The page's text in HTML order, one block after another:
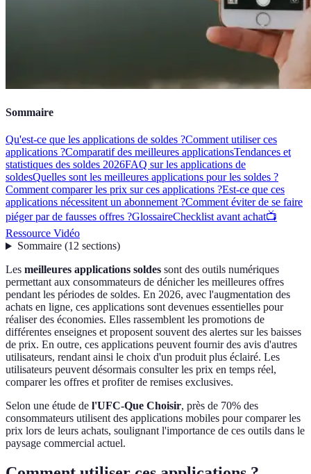
Sommaire
Qu'est-ce que les applications de soldes ?Comment utiliser ces
applications ?Comparatif des meilleures applicationsTendances et
statistiques des soldes 2026FAQ sur les applications de
soldesQuelles sont les meilleures applications pour les soldes ?
Comment comparer les prix sur ces applications ?Est-ce que ces
applications nécessitent un abonnement ?Comment éviter de se faire
piéger par de fausses offres ?GlossaireChecklist avant achat📺
Ressource Vidéo
Sommaire(12 sections)
Les meilleures applications soldes sont des outils numériques
permettant aux consommateurs de dénicher les meilleures offres
pendant les périodes de soldes. En 2026, avec l'augmentation des
achats en ligne, ces applications sont devenues essentielles pour
réaliser des économies. Elles rassemblent les promotions de
différentes enseignes et proposent souvent des alertes sur les baisses
de prix. En outre, ces applications peuvent fournir des avis d'autres
utilisateurs, rendant ainsi le choix d'un produit plus éclairé. Les
utilisateurs peuvent désormais consulter les prix en temps réel,
comparer les offres et profiter de remises exclusives.
Selon une étude de l'UFC-Que Choisir, près de 70% des
consommateurs utilisent des applications mobiles pour comparer les
prix lors de leurs achats, soulignant l'importance de ces outils dans le
paysage commercial actuel.